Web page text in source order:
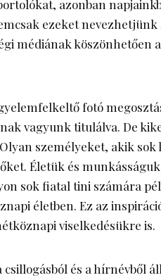
azonban
ezeket
médiának köszönhetően
fotó
vagyunk titulálva. De
személyeket, akik sok
Életük és
sok fiatal tini számára
életben. Ez az
viselkedésükre is.
és a hírnévből